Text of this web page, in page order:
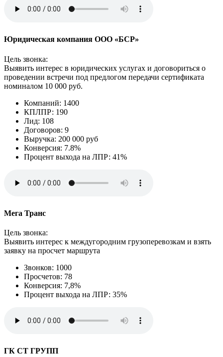
Юридическая компания ООО «БСР»
Цель звонка:
Выявить интерес в юридических услугах и договориться о
проведении встречи под предлогом передачи сертификата
номиналом 10 000 руб.
Компаний: 1400
КПЛПР: 190
Лид: 108
Договоров: 9
Выручка: 200 000 руб
Конверсия: 7.8%
Процент выхода на ЛПР: 41%
Мега Транс
Цель звонка:
Выявить интерес к междугородним грузоперевозкам и взять
заявку на просчет маршрута
Звонков: 1000
Просчетов: 78
Конверсия: 7,8%
Процент выхода на ЛПР: 35%
ГК СТ ГРУПП